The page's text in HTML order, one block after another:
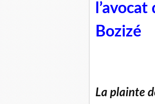
Bozizé
La plainte